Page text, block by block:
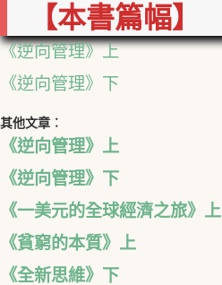
【本書篇幅】
《逆向管理》上
《逆向管理》下
其他文章︰
《逆向管理》上
《逆向管理》下
《一美元的全球經濟之旅》上
《貧窮的本質》上
《全新思維》下